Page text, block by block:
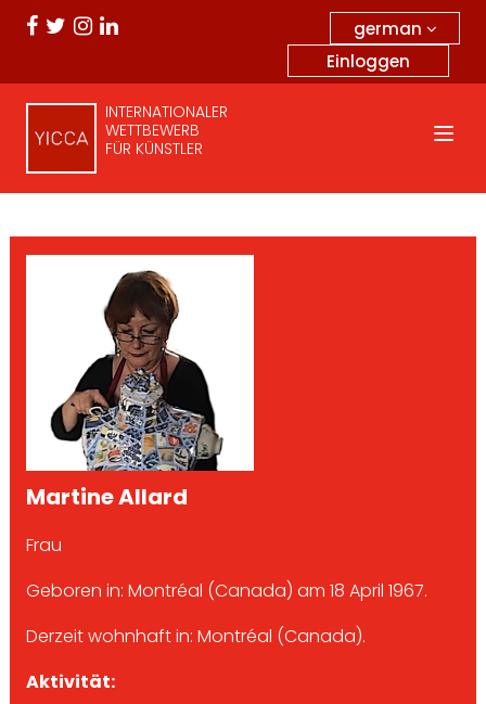
german
Einloggen
INTERNATIONALER
WETTBEWERB
FÜR KÜNSTLER
Martine Allard
Frau
Geboren in: Montréal (Canada) am 18 April 1967.
Derzeit wohnhaft in: Montréal (Canada).
Aktivität: